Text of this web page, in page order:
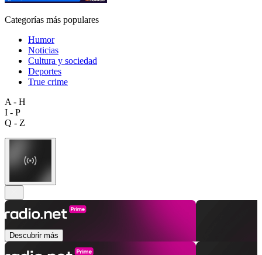
Categorías más populares
Humor
Noticias
Cultura y sociedad
Deportes
True crime
A - H
I - P
Q - Z
Descubrir más